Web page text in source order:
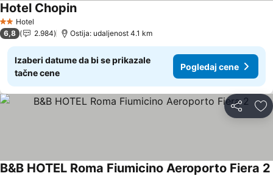
2 Zvezdice
Hotel
Hotel Chopin
6,8 2.984 Ostija: udaljenost 4.1 km
Izaberi datume da bi se prikazale
tačne cene
Pogledaj cene
Deli
B&B HOTEL Roma Fiumicino Aeroporto Fiera 2